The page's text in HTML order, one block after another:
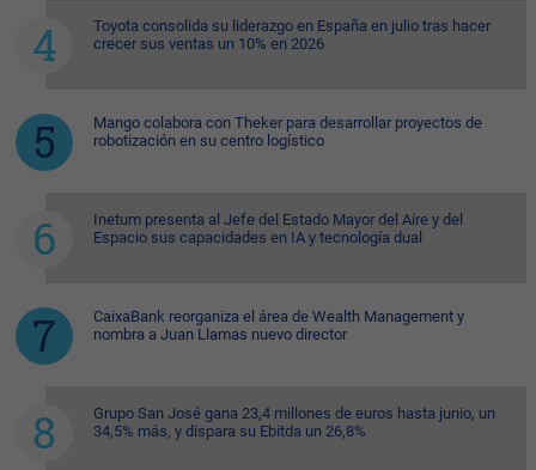
Toyota consolida su liderazgo en España en julio tras hacer
crecer sus ventas un 10% en 2026
Mango colabora con Theker para desarrollar proyectos de
robotización en su centro logístico
Inetum presenta al Jefe del Estado Mayor del Aire y del
Espacio sus capacidades en IA y tecnología dual
CaixaBank reorganiza el área de Wealth Management y
nombra a Juan Llamas nuevo director
Grupo San José gana 23,4 millones de euros hasta junio, un
34,5% más, y dispara su Ebitda un 26,8%